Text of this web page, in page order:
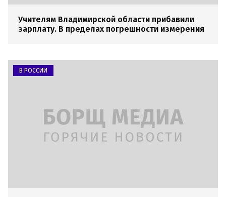
Учителям Владимирской области прибавили
зарплату. В пределах погрешности измерения
В РОССИИ